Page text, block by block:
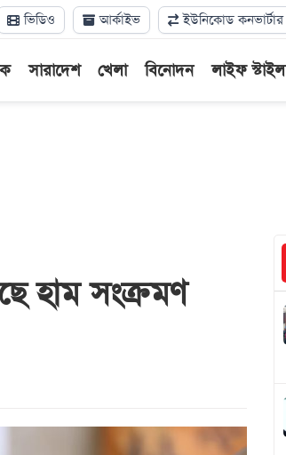
ভিডিও আর্কাইভ ইউনিকোড কনভার্টার
সারাদেশ খেলা বিনোদন লাইফ স্টাইল
হাম সংক্রমণ